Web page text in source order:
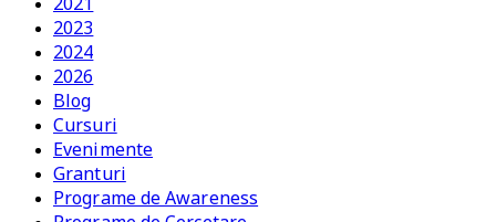
2023
2024
2026
Blog
Cursuri
Evenimente
Granturi
Programe de Awareness